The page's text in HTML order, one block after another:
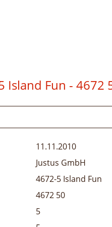
Island Fun - 4672
11.11.2010
Justus GmbH
4672-5 Island Fun
4672 50
5